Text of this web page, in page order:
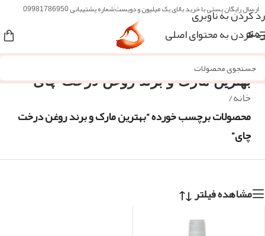
رد کردن به ناوبری
رد کردن به محتوای اصلی
ارسال رایگان پستی با خرید بالای یک میلیون و دویستشماره پشتیبانی 09981786950
منو
بهترین مارک و برند روغن درخت چای
خانه/
محصولات برچسب خورده “بهترین مارک و برند روغن درخت
چای”
مشاهده فیلتر